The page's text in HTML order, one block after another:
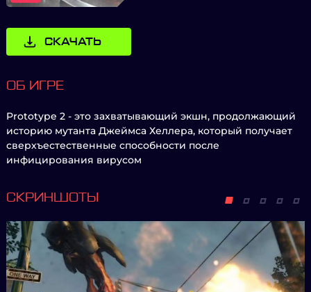
СКАЧАТЬ
ОБ ИГРЕ
Prototype 2 - это захватывающий экшн, продолжающий
историю мутанта Джеймса Хеллера, который получает
сверхъестественные способности после
инфицирования вирусом
СКРИНШОТЫ